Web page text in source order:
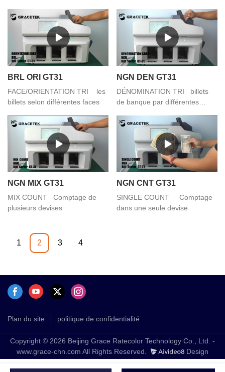
BRL ORI GT31
FACE/ORIENTATION TRI les
billets selon différentes faces
NGN DEN GT31
DÉNOMINATION TRI billets
de banque par différentes
NGN MIX GT31
MIX COUNT Comptage de
plusieurs devises
NGN CNT GT31
SINGLE COUNT Comptage
dans une seule devise
1 2 3 4
Plan du site politique de confidentialité
Copyright © 2026 Beijing Grace Ratecolor Technology Co., Ltd. -
www.grace-chn.com All Rights Reserved.
Design